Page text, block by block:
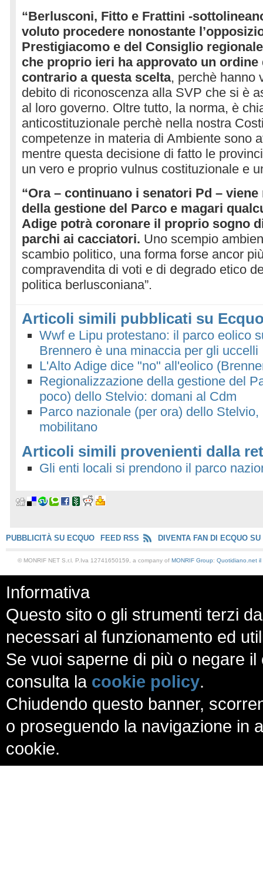
“Berlusconi, Fitto e Frattini -
voluto procedere nonostante
Prestigiacomo e del Consiglio
che proprio ieri ha approvato un ordine
contrario a questa scelta, perchè hanno
debito di riconoscenza alla SVP che si è
al loro governo. Oltre tutto, la norma, è
anticostituzionale perchè nella nostra
competenze in materia di Ambiente sono
mentre questa decisione di fatto le
un vero e proprio vulnus costituzionale e
“Ora – continuano i senatori Pd – viene
della gestione del Parco e magari
Adige potrà coronare il proprio sogno
parchi ai cacciatori. Uno scempio
scambio politico, una forma forse ancor
compravendita di voti e di degrado etico
politica berlusconiana”.
Articoli simili pubblicati su
Wwf e Lipu protestano: il parco eolico
Brennero è una minaccia per gli uccelli
L'Alto Adige dice "no" all'eolico
Regionalizzazione della gestione del
poco) dello Stelvio: domani al Cdm
Parco nazionale (per ora) dello
mobilitano
Articoli simili provenienti dalla
Gli enti locali si prendono il parco
PUBBLICITÀ SU ECQUO FEED RSS DIVENTA FAN DI ECQUO SU
© MONRIF NET S.r.l. P.Iva 12741650159, a company of MONRIF Group: Quotidiano.net il
Informativa
Questo sito o gli strumenti terzi
necessari al funzionamento ed
Se vuoi saperne di più o negare
consulta la cookie policy.
Chiudendo questo banner,
o proseguendo la navigazione in
cookie.